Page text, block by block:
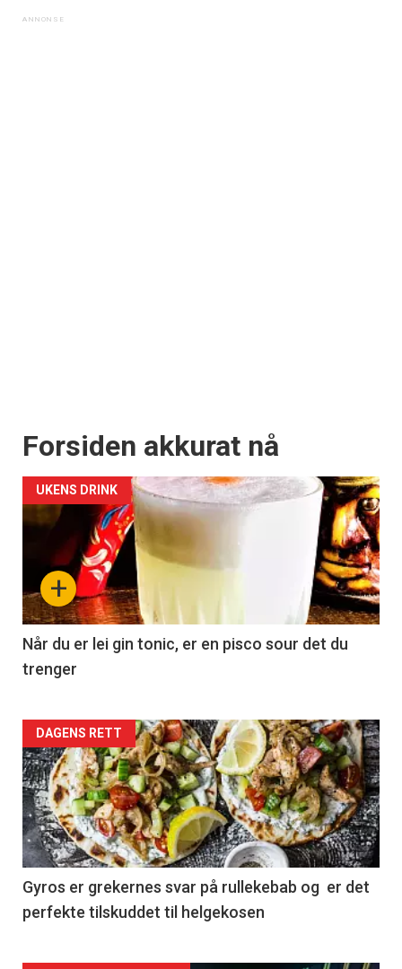
Forsiden akkurat nå
+
UKENS DRINK
Når du er lei gin tonic, er en pisco sour det du
trenger
Forsiden
akkurat
nå
-
2
DAGENS RETT
Gyros er grekernes svar på rullekebab og er det
perfekte tilskuddet til helgekosen